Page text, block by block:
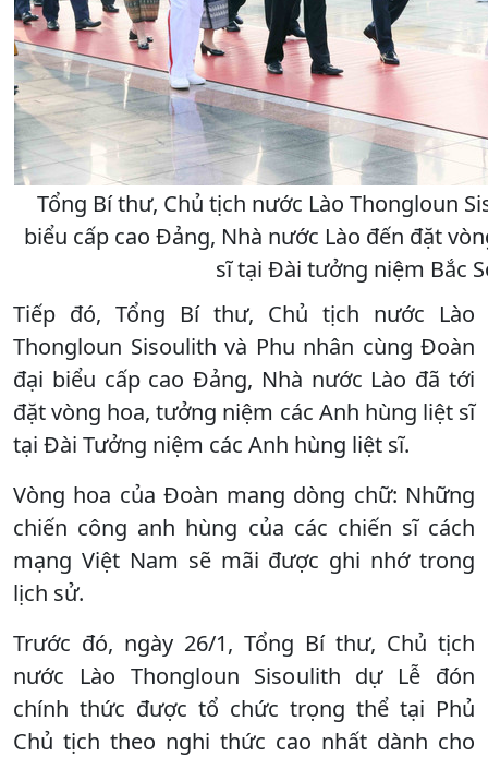
Tổng Bí thư, Chủ tịch nước Lào Thongloun
biểu cấp cao Đảng, Nhà nước Lào đến đặt
sĩ tại Đài tưởng niệm Bắc
Tiếp đó, Tổng Bí thư, Chủ tịch nước Lào
Thongloun Sisoulith và Phu nhân cùng Đoàn
đại biểu cấp cao Đảng, Nhà nước Lào đã tới
đặt vòng hoa, tưởng niệm các Anh hùng liệt sĩ
tại Đài Tưởng niệm các Anh hùng liệt sĩ.
Vòng hoa của Đoàn mang dòng chữ: Những
chiến công anh hùng của các chiến sĩ cách
mạng Việt Nam sẽ mãi được ghi nhớ trong
lịch sử.
Trước đó, ngày 26/1, Tổng Bí thư, Chủ tịch
nước Lào Thongloun Sisoulith dự Lễ đón
chính thức được tổ chức trọng thể tại Phủ
Chủ tịch theo nghi thức cao nhất dành cho